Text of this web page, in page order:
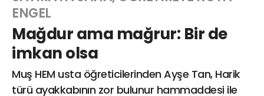
ENGEL
Mağdur ama mağrur: Bir de
imkan olsa
Muş HEM usta öğreticilerinden Ayşe Tan, Harik
türü ayakkabının zor bulunur hammaddesi ile
Hacı Halil Mahallesi, İsmetpaşa
Caddesi, Beşiroğlu Altın Han Kat: 1